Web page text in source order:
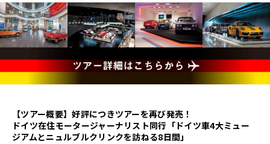
【ツアー概要】好評につきツアーを再び発売！
ドイツ在住モータージャーナリスト同行「ドイツ車4大ミュー
ジアムとニュルブルクリンクを訪ねる8日間」